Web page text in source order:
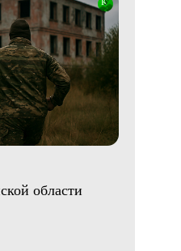
области